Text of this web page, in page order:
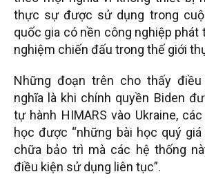
thực sự được sử dụng trong
quốc gia có nền công nghiệp phát
nghiệm chiến đấu trong thế giới
Những đoạn trên cho thấy
nghĩa là khi chính quyền Biden
tự hành HIMARS vào Ukraine,
học được “những bài học quý
chữa bảo trì mà các hệ thống
điều kiện sử dụng liên tục”.